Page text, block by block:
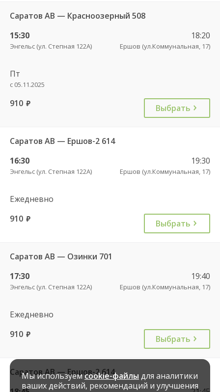
Саратов АВ — Красноозерный 508
15:30
Энгельс (ул. Степная 122А)
18:20
Ершов (ул.Коммунальная, 17)
Пт
с 05.11.2025
910 руб. Выбрать
Саратов АВ — Ершов-2 614
16:30
Энгельс (ул. Степная 122А)
19:30
Ершов (ул.Коммунальная, 17)
Ежедневно
910 руб. Выбрать
Саратов АВ — Озинки 701
17:30
Энгельс (ул. Степная 122А)
19:40
Ершов (ул.Коммунальная, 17)
Ежедневно
910 руб. Выбрать
Саратов АВ — Ершов-2 614
Мы используемcookie-файлы для аналитики
ваших действий, рекомендаций и улучшения